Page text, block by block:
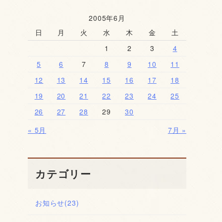
2005年6月
日
月 火 水 木 金
土
1
2 3
4
5
6 7 8 9 10
11
12
13 14 15 16 17
18
19
20 21 22 23 24
25
26
27 28 29
30
« 5月
7月 »
カテゴリー
お知らせ(23)